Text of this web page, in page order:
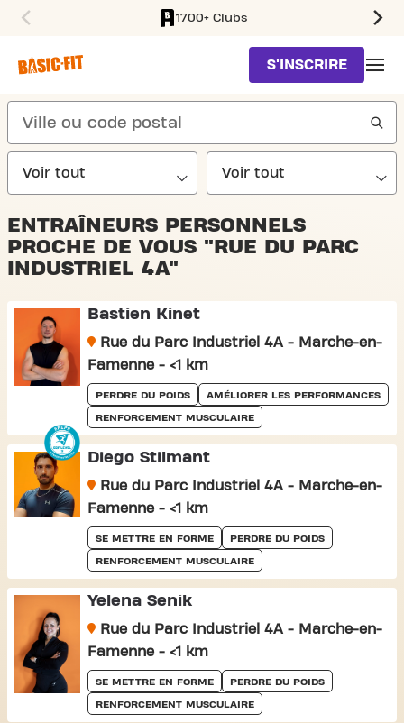
1700+ Clubs
S'INSCRIRE
search
ENTRAÎNEURS PERSONNELS
PROCHE DE VOUS "RUE DU PARC
INDUSTRIEL 4A"
Bastien Kinet
Rue du Parc Industriel 4A - Marche-en-
Famenne - <1 km
PERDRE DU POIDS AMÉLIORER LES PERFORMANCES
RENFORCEMENT MUSCULAIRE
Diego Stilmant
Rue du Parc Industriel 4A - Marche-en-
Famenne - <1 km
SE METTRE EN FORME PERDRE DU POIDS
RENFORCEMENT MUSCULAIRE
Yelena Senik
Rue du Parc Industriel 4A - Marche-en-
Famenne - <1 km
SE METTRE EN FORME PERDRE DU POIDS
RENFORCEMENT MUSCULAIRE